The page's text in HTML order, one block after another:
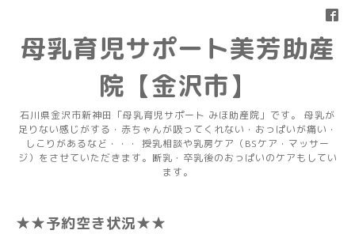
母乳育児サポート美芳助産
院【金沢市】
石川県金沢市新神田「母乳育児サポート みほ助産院」です。 母乳が
足りない感じがする・赤ちゃんが吸ってくれない・おっぱいが痛い・
しこりがあるなど・・・ 授乳相談や乳房ケア（BSケア・マッサー
ジ）をさせていただきます。断乳・卒乳後のおっぱいのケアもしてい
ます。
★★予約空き状況★★